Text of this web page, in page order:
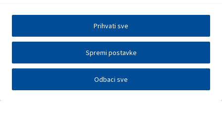
Odbaci sve
Spremi postavke
Prihvati sve